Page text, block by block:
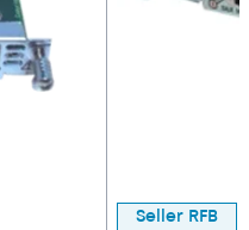
Seller RFB